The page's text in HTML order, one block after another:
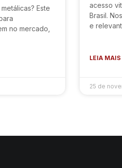
Este
no mercado,
acesso
Brasil.
e
LEIA MAIS
25 de